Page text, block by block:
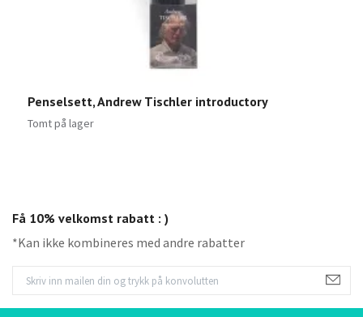
Få 10% velkomst rabatt : )
*Kan ikke kombineres med andre rabatter
Penselsett, Andrew Tischler introductory
Tomt på lager